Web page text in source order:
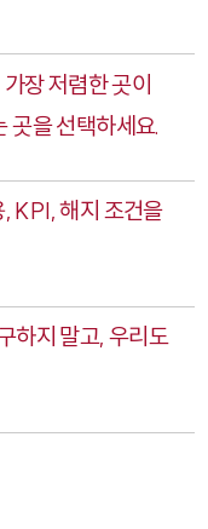
가장 저렴한 곳이
곳을 선택하세요.
KPI, 해지 조건을
하지 말고, 우리도